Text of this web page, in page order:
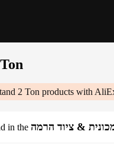
2 Ton products with
in the & ציוד הרמה